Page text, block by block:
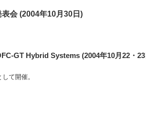
会 (2004年10月30日)
GT Hybrid Systems (2004年10月22・
て開催。